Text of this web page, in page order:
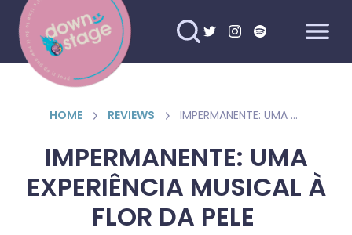
HOME REVIEWS IMPERMANENTE: UMA EXPERIÊNCIA MUSICAL À FLOR DA PELE
IMPERMANENTE: UMA
EXPERIÊNCIA MUSICAL À
FLOR DA PELE